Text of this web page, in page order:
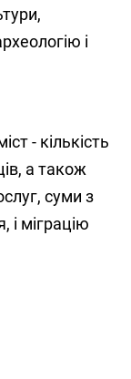
і
- кількість
а також
суми з
і міграцію